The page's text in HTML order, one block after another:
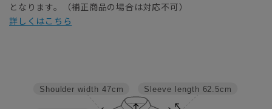
となります。（補正商品の場合は対応不可）
詳しくはこちら
Sleeve length 62.5cm
Shoulder width 47cm